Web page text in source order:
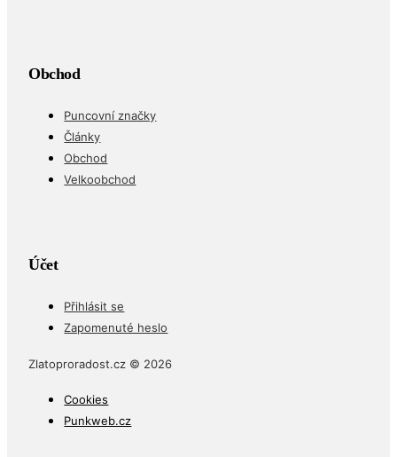
Obchod
Puncovní značky
Články
Obchod
Velkoobchod
Účet
Přihlásit se
Zapomenuté heslo
Zlatoproradost.cz © 2026
Cookies
Punkweb.cz